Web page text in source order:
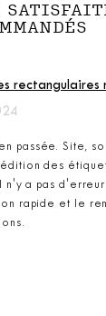
rectangulaires
passée. Site,
des
n'y a pas d'erreur
rapide et le